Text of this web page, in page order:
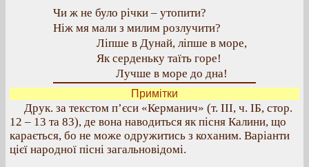
Чи ж не було річки – утопити?
Ніж мя мали з милим розлучити?
Ліпше в Дунай, ліпше в море,
Як серденьку таїть горе!
Лучше в море до дна!
Примітки
Друк. за текстом п’єси «Керманич» (т. III, ч. ІБ, стор.
12 – 13 та 83), де вона наводиться як пісня Калини, що
карається, бо не може одружитись з коханим. Варіанти
цієї народної пісні загальновідомі.